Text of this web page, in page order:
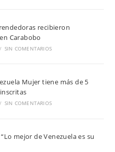
recibieron
Carabobo
/ SIN COMENTARIOS
Mujer tiene más de 5
/ SIN COMENTARIOS
mejor de Venezuela es su